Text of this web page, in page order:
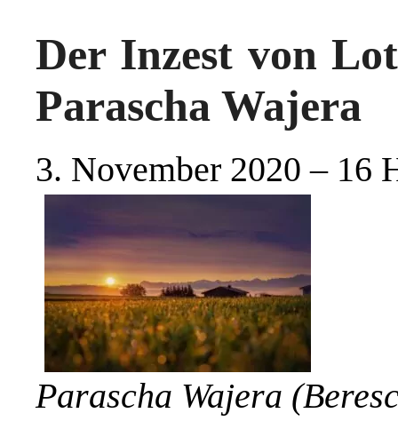
Der Inzest von
Parascha Wajera
3. November 2020 – 16
Parascha Wajera